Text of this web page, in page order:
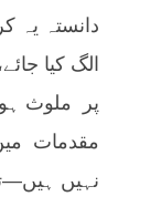
دانستہ یہ
الگ کیا
پر ملوث
مقدمات
نہیں